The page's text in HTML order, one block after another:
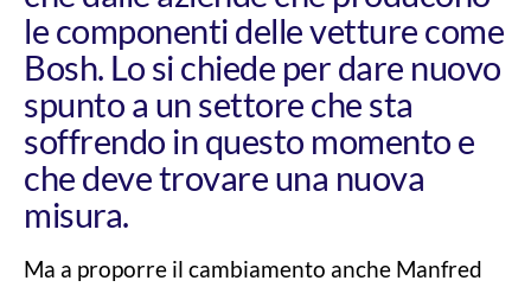
le componenti delle vetture come
Bosh. Lo si chiede per dare nuovo
spunto a un settore che sta
soffrendo in questo momento e
che deve trovare una nuova
misura.
Ma a proporre il cambiamento anche Manfred